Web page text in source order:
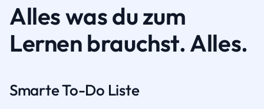
Alles was du zum
Lernen brauchst. Alles.
Smarte To-Do Liste